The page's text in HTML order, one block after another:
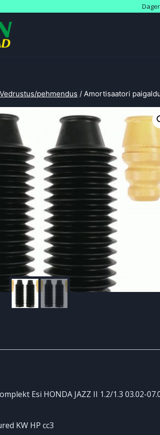
Vedrustus/pehmendus / Amortisaatori
Esi HONDA JAZZ II 1.2/1.3 03.02-
KW HP cc3